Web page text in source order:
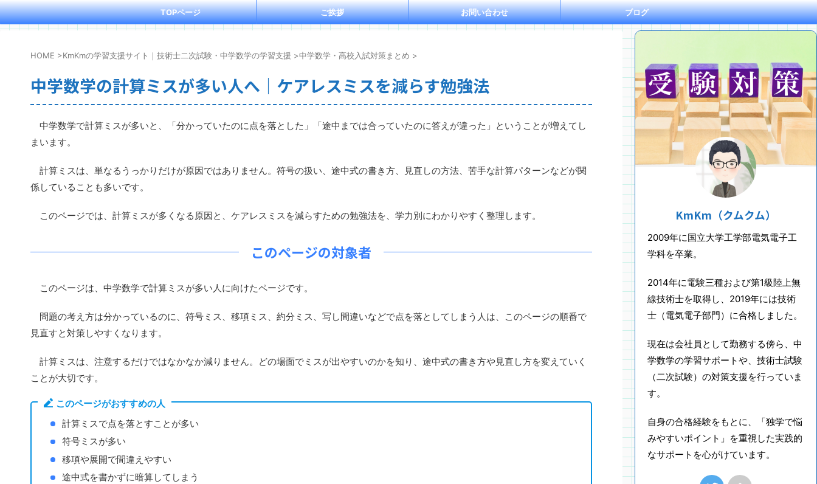
TOPページ ご挨拶 お問い合わせ ブログ
HOME >KmKmの学習支援サイト｜技術士二次試験・中学数学の学習支援 >中学数学・高校入試対策まとめ >
中学数学の計算ミスが多い人へ｜ケアレスミスを減らす勉強法
中学数学で計算ミスが多いと、「分かっていたのに点を落とした」「途中までは合っていたのに答えが違った」ということが増えてし
まいます。
計算ミスは、単なるうっかりだけが原因ではありません。符号の扱い、途中式の書き方、見直しの方法、苦手な計算パターンなどが関
係していることも多いです。
このページでは、計算ミスが多くなる原因と、ケアレスミスを減らすための勉強法を、学力別にわかりやすく整理します。
このページの対象者
このページは、中学数学で計算ミスが多い人に向けたページです。
問題の考え方は分かっているのに、符号ミス、移項ミス、約分ミス、写し間違いなどで点を落としてしまう人は、このページの順番で
見直すと対策しやすくなります。
計算ミスは、注意するだけではなかなか減りません。どの場面でミスが出やすいのかを知り、途中式の書き方や見直し方を変えていく
ことが大切です。
このページがおすすめの人
計算ミスで点を落とすことが多い
符号ミスが多い
移項や展開で間違えやすい
途中式を書かずに暗算してしまう
KmKm（クムクム）
2009年に国立大学工学部電気電子工
学科を卒業。
2014年に電験三種および第1級陸上無
線技術士を取得し、2019年には技術
士（電気電子部門）に合格しました。
現在は会社員として勤務する傍ら、中
学数学の学習サポートや、技術士試験
（二次試験）の対策支援を行っていま
す。
自身の合格経験をもとに、「独学で悩
みやすいポイント」を重視した実践的
なサポートを心がけています。